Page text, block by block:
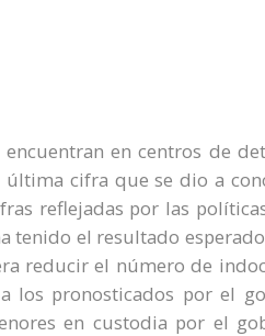
en centros de
última cifra que se dio a
reflejadas por las
tenido el resultado
reducir el número de
los pronosticados por el
en custodia por el